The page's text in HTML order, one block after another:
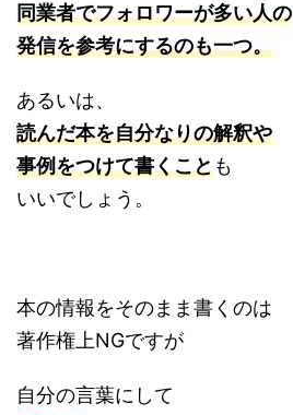
同業者でフォロワーが多い人の
発信を参考にするのも一つ。
あるいは、
読んだ本を自分なりの解釈や
事例をつけて書くことも
いいでしょう。
本の情報をそのまま書くのは
著作権上NGですが
自分の言葉にして